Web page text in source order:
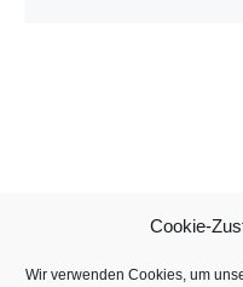
Cookie-
Wir verwenden Cookies, um